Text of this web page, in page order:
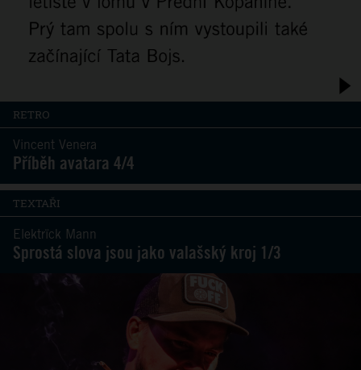
RETRO
Vincent Venera
Příběh avatara 4/4
TEXTAŘI
Elektrïck Mann
Sprostá slova jsou jako valašský kroj 1/3